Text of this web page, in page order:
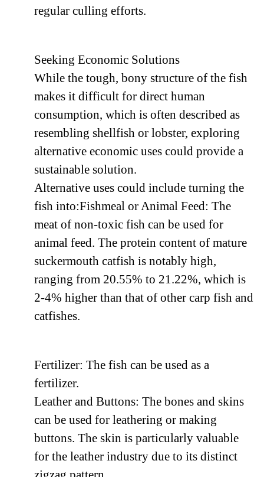
regular culling efforts.
Seeking Economic Solutions
While the tough, bony structure of the fish
makes it difficult for direct human
consumption, which is often described as
resembling shellfish or lobster, exploring
alternative economic uses could provide a
sustainable solution.
Alternative uses could include turning the
fish into:Fishmeal or Animal Feed: The
meat of non-toxic fish can be used for
animal feed. The protein content of mature
suckermouth catfish is notably high,
ranging from 20.55% to 21.22%, which is
2-4% higher than that of other carp fish and
catfishes.
Fertilizer: The fish can be used as a
fertilizer.
Leather and Buttons: The bones and skins
can be used for leathering or making
buttons. The skin is particularly valuable
for the leather industry due to its distinct